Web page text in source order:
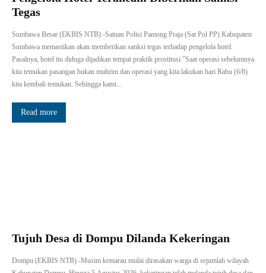
Tegas
Sumbawa Besar (EKBIS NTB) -Satuan Polisi Pamong Praja (Sat Pol PP) Kabupaten
Sumbawa memastikan akan memberikan sanksi tegas terhadap pengelola hotel.
Pasalnya, hotel itu diduga dijadikan tempat praktik prostitusi."Saat operasi sebelumnya
kita temukan pasangan bukan muhrim dan operasi yang kita lakukan hari Rabu (6/8)
kita kembali temukan. Sehingga kami...
Read more
Tujuh Desa di Dompu Dilanda Kekeringan
Dompu (EKBIS NTB) -Musim kemarau mulai dirasakan warga di sejumlah wilayah